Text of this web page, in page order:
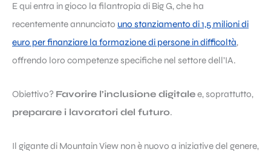
E qui entra in gioco la filantropia di Big G, che ha
recentemente annunciato uno stanziamento di 1,5 milioni di
euro per finanziare la formazione di persone in difficoltà,
offrendo loro competenze specifiche nel settore dell’IA.
Obiettivo? Favorire l’inclusione digitalee, soprattutto,
preparare i lavoratori del futuro.
Il gigante di Mountain View non è nuovo a iniziative del genere,